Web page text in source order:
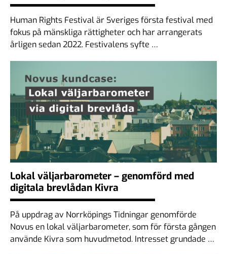
Human Rights Festival är Sveriges första festival med
fokus på mänskliga rättigheter och har arrangerats
årligen sedan 2022. Festivalens syfte …
Lokal väljarbarometer – genomförd med
digitala brevlådan Kivra
På uppdrag av Norrköpings Tidningar genomförde
Novus en lokal väljarbarometer, som för första gången
använde Kivra som huvudmetod. Intresset grundade …